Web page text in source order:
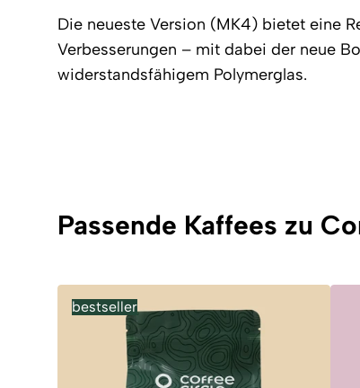
Die neueste Version (MK4) bietet eine
Verbesserungen – mit dabei der neue
widerstandsfähigem Polymerglas.
Passende Kaffees zu
bestseller